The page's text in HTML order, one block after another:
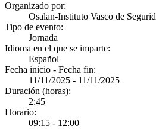
Organizado por:
Osalan-Instituto Vasco de
Tipo de evento:
Jornada
Idioma en el que se imparte:
Español
Fecha inicio - Fecha fin:
11/11/2025 - 11/11/2025
Duración (horas):
2:45
Horario:
09:15 - 12:00